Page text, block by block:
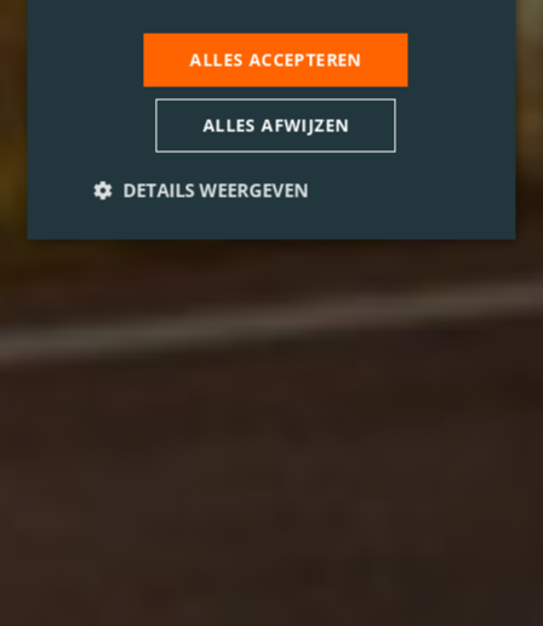
ALLES ACCEPTEREN
ALLES AFWIJZEN
DETAILS WEERGEVEN